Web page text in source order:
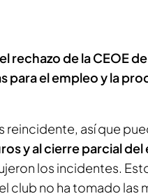
rechazo de la CEOE
para el empleo y la
reincidente, así que
y al cierre parcial del
los incidentes.
club no ha tomado las